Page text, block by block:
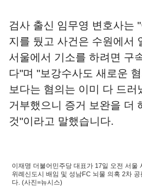
검사 출신 임무영 변호사는
지를 뒀고 사건은 수원에서
서울에서 기소를 하려면 구
다"며 "보강수사도 새로운
보다는 혐의는 이미 다 드러
거부했으니 증거 보완을 더
것"이라고 말했습니다.
이재명 더불어민주당 대표가 17일 오전 서울
위례신도시 배임 및 성남FC 뇌물 의혹 2차
다. (사진=뉴시스)